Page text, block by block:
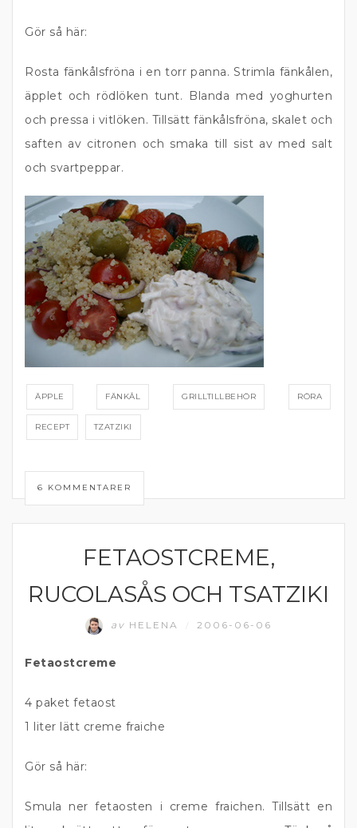
Gör så här:
Rosta fänkålsfröna i en torr panna. Strimla fänkålen,
äpplet och rödlöken tunt. Blanda med yoghurten
och pressa i vitlöken. Tillsätt fänkålsfröna, skalet och
saften av citronen och smaka till sist av med salt
och svartpeppar.
ÄPPLE FÄNKÅL GRILLTILLBEHÖR RÖRA
RECEPT TZATZIKI
6 KOMMENTARER
DIPP OCH RÖRORFETAOSTCREME,
RUCOLASÅS OCH TSATZIKI
av HELENA 2006-06-06
Fetaostcreme
4 paket fetaost
1 liter lätt creme fraiche
Gör så här:
Smula ner fetaosten i creme fraichen. Tillsätt en